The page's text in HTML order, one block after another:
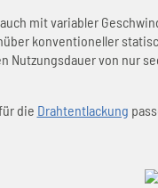
mit variabler
konventioneller
von nur
die Drahtentlackung